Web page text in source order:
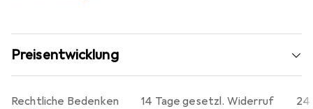
Preisentwicklung
14 Tage gesetzl. Widerruf
24
Rechtliche Bedenken